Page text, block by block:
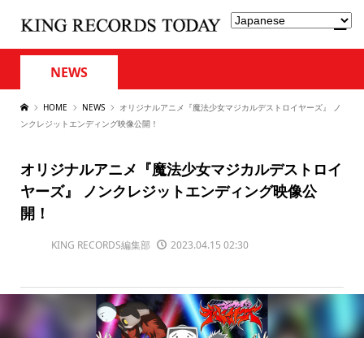
NEWS
HOME NEWS
オリジナルアニメ『魔法少女マジカルデストロイヤーズ』 ノ
ンクレジットエンディング映像公開！
オリジナルアニメ『魔法少女マジカルデストロイ
ヤーズ』 ノンクレジットエンディング映像公
開！
KING RECORDS編集部 2023.04.15 02:30